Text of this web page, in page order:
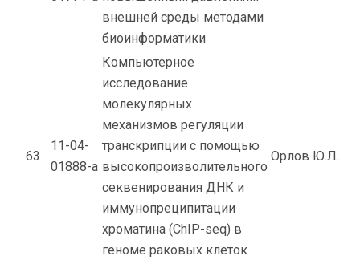
внешней среды методами
биоинформатики
63
11-04-
01888-а
Компьютерное
исследование
молекулярных
механизмов регуляции
транскрипции с помощью
высокопроизволительного
секвенирования ДНК и
иммунопреципитации
хроматина (ChIP-seq) в
геноме раковых клеток
Орлов Ю.Л.